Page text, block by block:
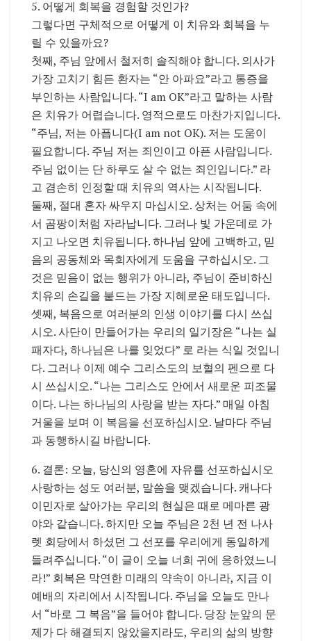
5. 어떻게 회복을 경험할 것인가?
그렇다면 구체적으로 어떻게 이 치유와 회복을 누
릴 수 있을까요?
첫째, 주님 앞에서 철저히 솔직해야 합니다. 의사가
가장 고치기 힘든 환자는 “안 아파요”라고 통증을
부인하는 사람입니다. “I am OK”라고 말하는 사람
은 치유가 어렵습니다. 영적으로도 마찬가지입니다.
“주님, 저는 아픕니다(I am not OK). 저는 도움이
필요합니다. 주님 저는 죄인이고 아픈 사람입니다.
주님 없이는 단 하루도 살 수 없는 죄인입니다.” 라
고 겸손히 인정할 때 치유의 역사는 시작됩니다.
둘째, 절대 혼자 싸우지 마십시오. 상처는 어둠 속에
서 곰팡이처럼 자라납니다. 그러나 빛 가운데로 가
지고 나오면 치유됩니다. 하나님 앞에 고백하고, 믿
음의 공동체와 목회자에게 도움을 구하십시오. 그
것은 믿음이 없는 행위가 아니라, 주님이 준비하신
치유의 손길을 붙드는 가장 지혜로운 태도입니다.
셋째, 복음으로 여러분의 인생 이야기를 다시 쓰십
시오. 사단이 만들어가는 우리의 일기장은 “나는 실
패자다, 하나님은 나를 잊었다” 로 라는 식일 것입니
다. 그러나 이제 예수 그리스도의 보혈의 펜으로 다
시 쓰십시오. “나는 그리스도 안에서 새로운 피조물
이다. 나는 하나님의 사랑을 받는 자다.” 매일 아침
거울을 보며 이 복음을 선포하십시오. 날마다 주님
과 동행하시길 바랍니다.
6. 결론: 오늘, 당신의 영혼에 자유를 선포하십시오
사랑하는 성도 여러분, 말씀을 맺겠습니다. 캐나다
이민자로 살아가는 우리의 현실은 때로 메마른 광
야와 같습니다. 하지만 오늘 주님은 2천 년 전 나사
렛 회당에서 하셨던 그 선포를 우리에게 동일하게
들려주십니다. “이 글이 오늘 너희 귀에 응하였느니
라!” 회복은 막연한 미래의 약속이 아니라, 지금 이
예배의 자리에서 시작됩니다. 주님을 오늘도 만나
서 “바로 그 복음”을 들어야 합니다. 당장 눈앞의 문
제가 다 해결되지 않았을지라도, 우리의 삶의 방향